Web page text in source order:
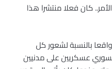
كان فعلا منتشرا هذا
بالنسبة لشعور كل
عسكريين على مدنيين